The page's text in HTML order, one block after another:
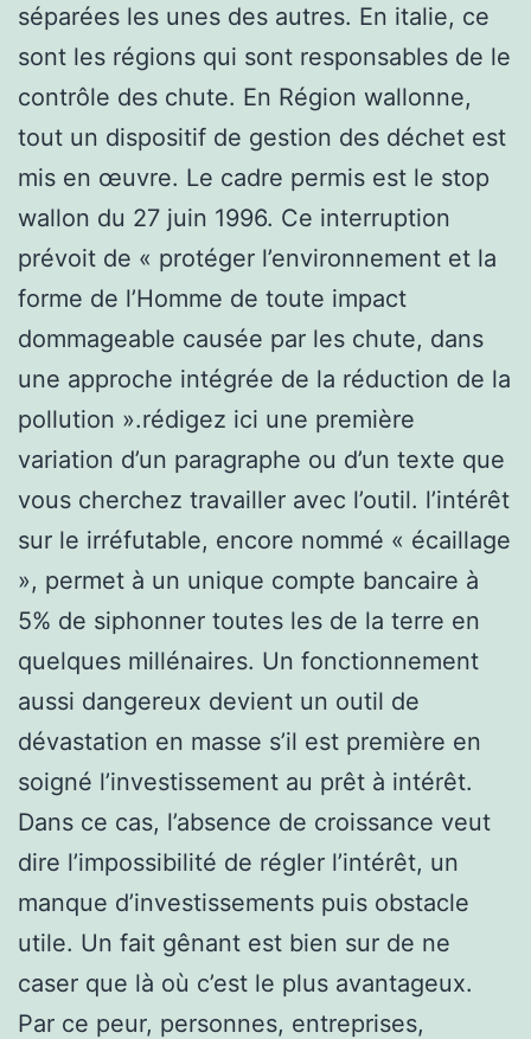
séparées les unes des autres. En italie, ce
sont les régions qui sont responsables de le
contrôle des chute. En Région wallonne,
tout un dispositif de gestion des déchet est
mis en œuvre. Le cadre permis est le stop
wallon du 27 juin 1996. Ce interruption
prévoit de « protéger l’environnement et la
forme de l’Homme de toute impact
dommageable causée par les chute, dans
une approche intégrée de la réduction de la
pollution ».rédigez ici une première
variation d’un paragraphe ou d’un texte que
vous cherchez travailler avec l’outil. l’intérêt
sur le irréfutable, encore nommé « écaillage
», permet à un unique compte bancaire à
5% de siphonner toutes les de la terre en
quelques millénaires. Un fonctionnement
aussi dangereux devient un outil de
dévastation en masse s’il est première en
soigné l’investissement au prêt à intérêt.
Dans ce cas, l’absence de croissance veut
dire l’impossibilité de régler l’intérêt, un
manque d’investissements puis obstacle
utile. Un fait gênant est bien sur de ne
caser que là où c’est le plus avantageux.
Par ce peur, personnes, entreprises,